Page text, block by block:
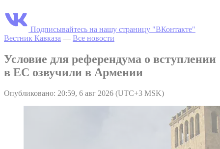
Подписывайтесь на нашу страницу "ВКонтакте"
Вестник Кавказа — Все новости
Условие для референдума о вступлении
в ЕС озвучили в Армении
Опубликовано: 20:59, 6 авг 2026 (UTC+3 MSK)